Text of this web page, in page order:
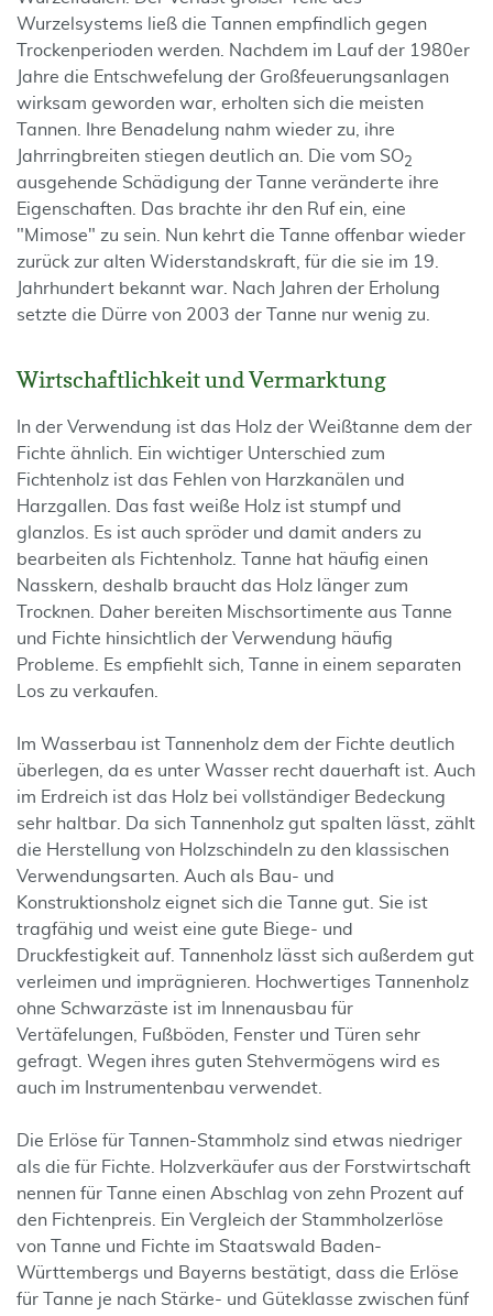
Wurzelsystems ließ die Tannen empfindlich gegen
Trockenperioden werden. Nachdem im Lauf der 1980er
Jahre die Entschwefelung der Großfeuerungsanlagen
wirksam geworden war, erholten sich die meisten
Tannen. Ihre Benadelung nahm wieder zu, ihre
Jahrringbreiten stiegen deutlich an. Die vom SO2
ausgehende Schädigung der Tanne veränderte ihre
Eigenschaften. Das brachte ihr den Ruf ein, eine
"Mimose" zu sein. Nun kehrt die Tanne offenbar wieder
zurück zur alten Widerstandskraft, für die sie im 19.
Jahrhundert bekannt war. Nach Jahren der Erholung
setzte die Dürre von 2003 der Tanne nur wenig zu.
Wirtschaftlichkeit und Vermarktung
In der Verwendung ist das Holz der Weißtanne dem der
Fichte ähnlich. Ein wichtiger Unterschied zum
Fichtenholz ist das Fehlen von Harzkanälen und
Harzgallen. Das fast weiße Holz ist stumpf und
glanzlos. Es ist auch spröder und damit anders zu
bearbeiten als Fichtenholz. Tanne hat häufig einen
Nasskern, deshalb braucht das Holz länger zum
Trocknen. Daher bereiten Mischsortimente aus Tanne
und Fichte hinsichtlich der Verwendung häufig
Probleme. Es empfiehlt sich, Tanne in einem separaten
Los zu verkaufen.
Im Wasserbau ist Tannenholz dem der Fichte deutlich
überlegen, da es unter Wasser recht dauerhaft ist. Auch
im Erdreich ist das Holz bei vollständiger Bedeckung
sehr haltbar. Da sich Tannenholz gut spalten lässt, zählt
die Herstellung von Holzschindeln zu den klassischen
Verwendungsarten. Auch als Bau- und
Konstruktionsholz eignet sich die Tanne gut. Sie ist
tragfähig und weist eine gute Biege- und
Druckfestigkeit auf. Tannenholz lässt sich außerdem gut
verleimen und imprägnieren. Hochwertiges Tannenholz
ohne Schwarzäste ist im Innenausbau für
Vertäfelungen, Fußböden, Fenster und Türen sehr
gefragt. Wegen ihres guten Stehvermögens wird es
auch im Instrumentenbau verwendet.
Die Erlöse für Tannen-Stammholz sind etwas niedriger
als die für Fichte. Holzverkäufer aus der Forstwirtschaft
nennen für Tanne einen Abschlag von zehn Prozent auf
den Fichtenpreis. Ein Vergleich der Stammholzerlöse
von Tanne und Fichte im Staatswald Baden-
Württembergs und Bayerns bestätigt, dass die Erlöse
für Tanne je nach Stärke- und Güteklasse zwischen fünf